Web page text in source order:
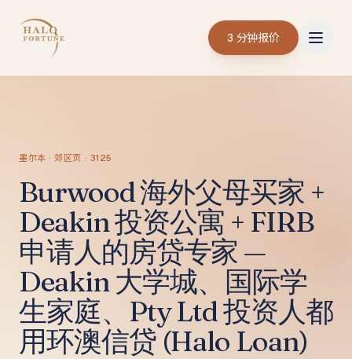
3 分钟报价
墨尔本 · 郊区页 · 3125
Burwood 海外父母买家 +
Deakin 投资公寓 + FIRB
申请人的房贷专家 —
Deakin 大学城、国际学
生家庭、Pty Ltd 投资人都
用环澳信贷 (Halo Loan)